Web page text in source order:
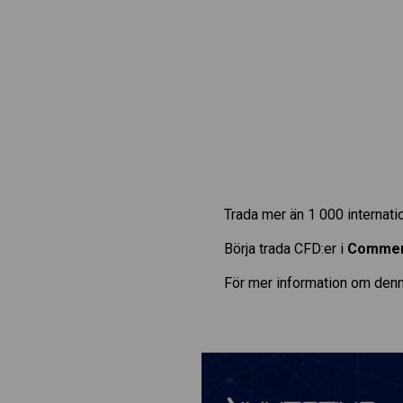
Trada mer än 1 000
Börja trada CFD:er i
För mer information om